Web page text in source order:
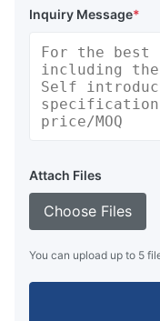
Inquiry Message*
Attach Files
Choose Files
You can upload up to 5